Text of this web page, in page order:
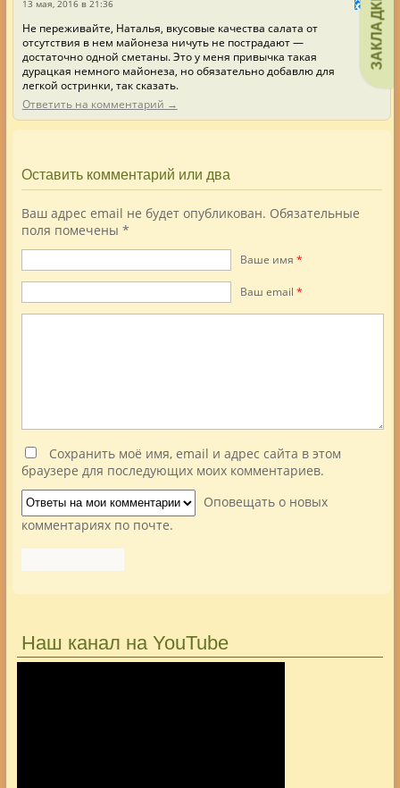
ЗАКЛАДКИ
13 мая, 2016 в 21:36
Не переживайте, Наталья, вкусовые качества салата от
отсутствия в нем майонеза ничуть не пострадают —
достаточно одной сметаны. Это у меня привычка такая
дурацкая немного майонеза, но обязательно добавлю для
легкой остринки, так сказать.
Ответить на комментарий →
Оставить комментарий или два
Ваш адрес email не будет опубликован. Обязательные
поля помечены *
Ваше имя *
Ваш еmail *
Сохранить моё имя, email и адрес сайта в этом
браузере для последующих моих комментариев.
Оповещать о новых
комментариях по почте.
Наш канал на YouTube